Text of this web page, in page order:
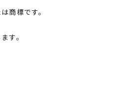
商標です。
す。